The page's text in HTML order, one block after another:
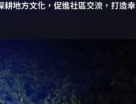
地方文化，促進社區交流，打造幸